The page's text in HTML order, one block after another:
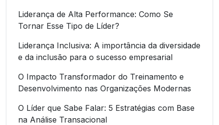
Liderança de Alta Performance: Como Se
Tornar Esse Tipo de Líder?
Liderança Inclusiva: A importância da diversidade
e da inclusão para o sucesso empresarial
O Impacto Transformador do Treinamento e
Desenvolvimento nas Organizações Modernas
O Líder que Sabe Falar: 5 Estratégias com Base
na Análise Transacional